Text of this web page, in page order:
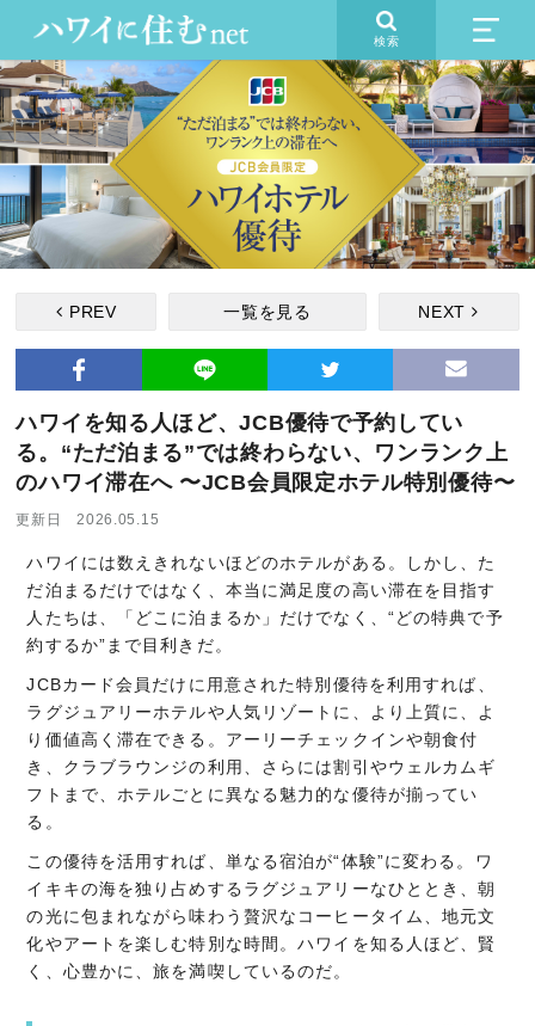
検索
PREV 一覧を見る NEXT
ハワイを知る人ほど、JCB優待で予約してい
る。“ただ泊まる”では終わらない、ワンランク上
のハワイ滞在へ 〜JCB会員限定ホテル特別優待〜
更新日 2026.05.15
ハワイには数えきれないほどのホテルがある。しかし、た
だ泊まるだけではなく、本当に満足度の高い滞在を目指す
人たちは、「どこに泊まるか」だけでなく、“どの特典で予
約するか”まで目利きだ。
JCBカード会員だけに用意された特別優待を利用すれば、
ラグジュアリーホテルや人気リゾートに、より上質に、よ
り価値高く滞在できる。アーリーチェックインや朝食付
き、クラブラウンジの利用、さらには割引やウェルカムギ
フトまで、ホテルごとに異なる魅力的な優待が揃ってい
る。
この優待を活用すれば、単なる宿泊が“体験”に変わる。ワ
イキキの海を独り占めするラグジュアリーなひととき、朝
の光に包まれながら味わう贅沢なコーヒータイム、地元文
化やアートを楽しむ特別な時間。ハワイを知る人ほど、賢
く、心豊かに、旅を満喫しているのだ。